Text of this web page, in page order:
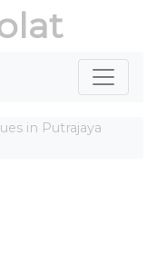
in Putrajaya